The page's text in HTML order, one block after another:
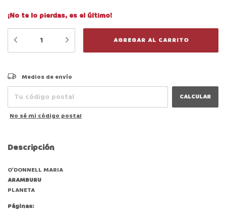
¡No te lo pierdas, es el último!
Entregas para el CP:
Medios de envío
CALCULAR
No sé mi código postal
Descripción
O'DONNELL MARIA
ARAMBURU
PLANETA
Páginas: